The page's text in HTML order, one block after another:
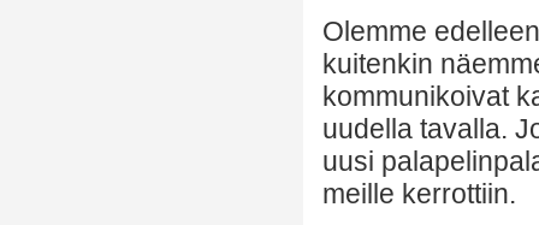
Olemme
kuitenkin
kommunikoivat
uudella tavalla.
uusi
meille kerrottiin.